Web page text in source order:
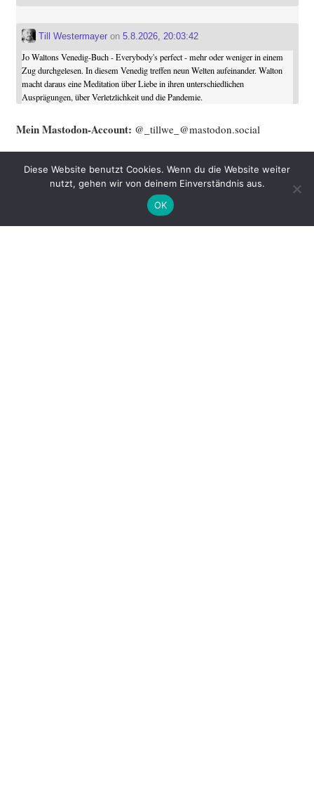
Till Westermayeron 5.8.2026, 20:03:42
Jo Waltons Venedig-Buch - Everybody's perfect - mehr oder weniger in einem
Zug durchgelesen. In diesem Venedig treffen neun Welten aufeinander. Walton
macht daraus eine Meditation über Liebe in ihren unterschiedlichen
Ausprägungen, über Verletzlichkeit und die Pandemie.
Mein Mast­o­don-Account: @_tillwe_@mastodon.social
Benach­rich­ti­gung per Mail oder das gute alteRSS.
Diese Website benutzt Cookies. Wenn du die Website weiter
nutzt, gehen wir von deinem Einverständnis aus.
OK